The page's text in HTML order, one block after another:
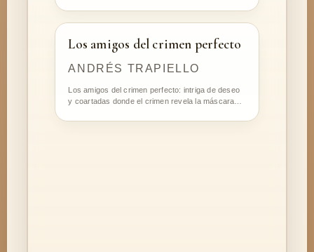
Los amigos del crimen perfecto
ANDRÉS TRAPIELLO
Los amigos del crimen perfecto: intriga de deseo
y coartadas donde el crimen revela la máscara…